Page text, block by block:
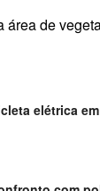
de
elétrica